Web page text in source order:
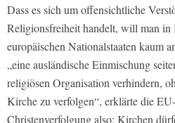
Dass es sich um offensichtliche
Religionsfreiheit handelt, will man in
europäischen Nationalstaaten kaum
„eine ausländische Einmischung
religiösen Organisation verhindern,
Kirche zu verfolgen“, erklärte die
Christenverfolgung also: Kirchen